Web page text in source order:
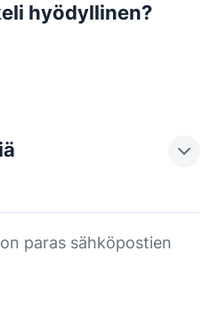
hyödyllinen?
paras sähköpostien